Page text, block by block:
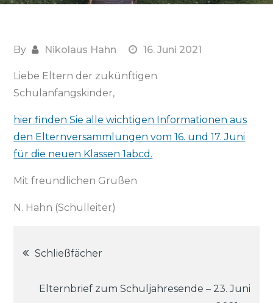
By Nikolaus Hahn 16. Juni 2021
Liebe Eltern der zukünftigen
Schulanfangskinder,
hier finden Sie alle wichtigen Informationen aus
den Elternversammlungen vom 16. und 17. Juni
für die neuen Klassen 1abcd.
Mit freundlichen Grüßen
N. Hahn (Schulleiter)
Beitragsnavigation
Schließfächer
Elternbrief zum Schuljahresende – 23. Juni